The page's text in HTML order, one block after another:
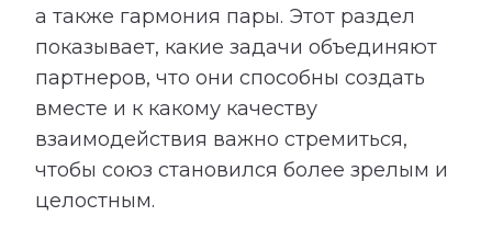
а также гармония пары. Этот раздел
показывает, какие задачи объединяют
партнеров, что они способны создать
вместе и к какому качеству
взаимодействия важно стремиться,
чтобы союз становился более зрелым и
целостным.